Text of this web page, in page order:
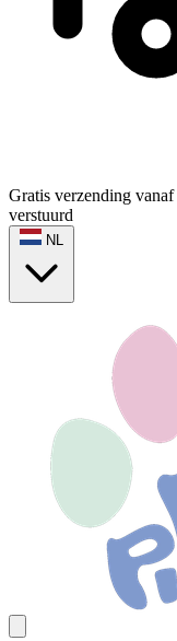
Gratis verzending vanaf
verstuurd
NL